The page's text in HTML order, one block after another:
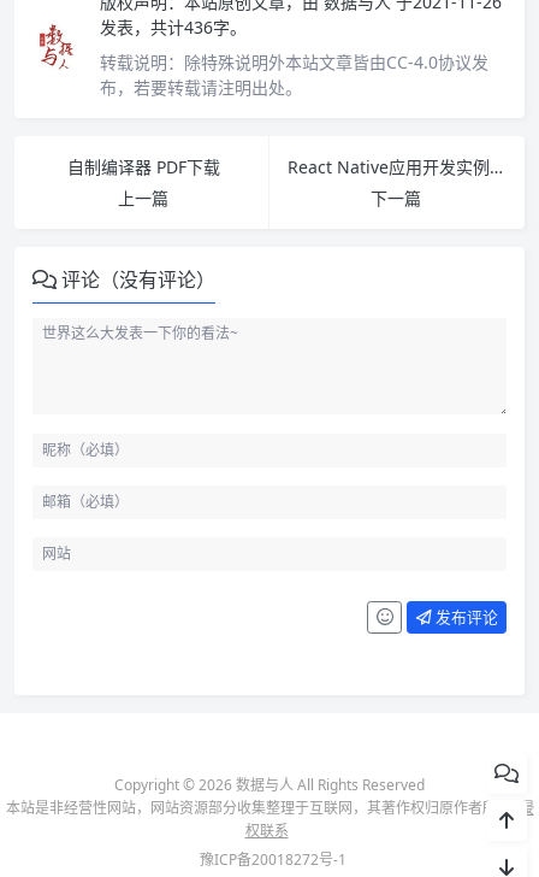
发表，共计436字。
转载说明： 除特殊说明外本站文章皆由CC-4.0协议发
布，若要转载请注明出处。
自制编译器 PDF下载
上一篇
React Native应用开发实例解析 pdf下载
下一篇
评论（没有评论）
发布评论
Copyright © 2026 数据与人 All Rights Reserved
本站是非经营性网站，网站资源部分收集整理于互联网，其著作权归原作者所有-
侵
权联系
豫ICP备20018272号-1